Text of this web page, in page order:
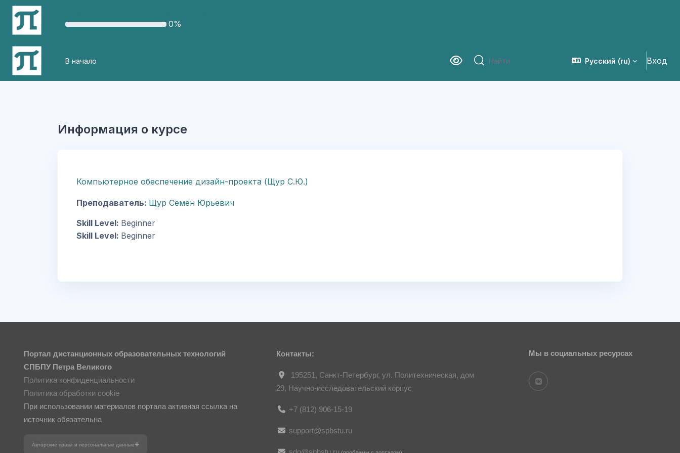
Перейти к основному содержанию
0%
В начало Версия для слабовидящих
Найти
Найти Русский ‎(ru)‎ Вход
Информация о курсе
Компьютерное обеспечение дизайн-проекта (Щур С.Ю.)
Преподаватель: Щур Семен Юрьевич
Skill Level: Beginner
Skill Level: Beginner
Портал дистанционных образовательных технологий
СПБПУ Петра Великого
Политика конфиденциальности
Политика обработки cookie
При использовании материалов портала активная ссылка на
источник обязательна
Авторские права и персональные данные
Фотографии размещены с согласия
Контакты:
195251, Санкт-Петербург, ул. Политехническая, дом
29, Научно-исследовательский корпус
+7 (812) 906-15-19
support@spbstu.ru
Мы в социальных ресурсах